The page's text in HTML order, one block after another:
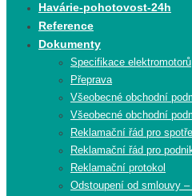
Havárie-pohotovost-24h
Reference
Dokumenty
Specifikace elektromotorů
Přeprava
Všeobecné obchodní
Všeobecné obchodní
Reklamační řád pro
Reklamační řád pro
Reklamační protokol
Odstoupení od smlouvy –